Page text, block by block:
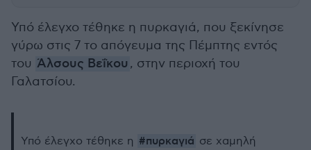
Υπό έλεγχο τέθηκε η πυρκαγιά, που ξεκίνησε
γύρω στις 7 το απόγευμα της Πέμπτης εντός
του Άλσους Βεΐκου , στην περιοχή του
Γαλατσίου.
Υπό έλεγχο τέθηκε η #πυρκαγιά σε χαμηλή